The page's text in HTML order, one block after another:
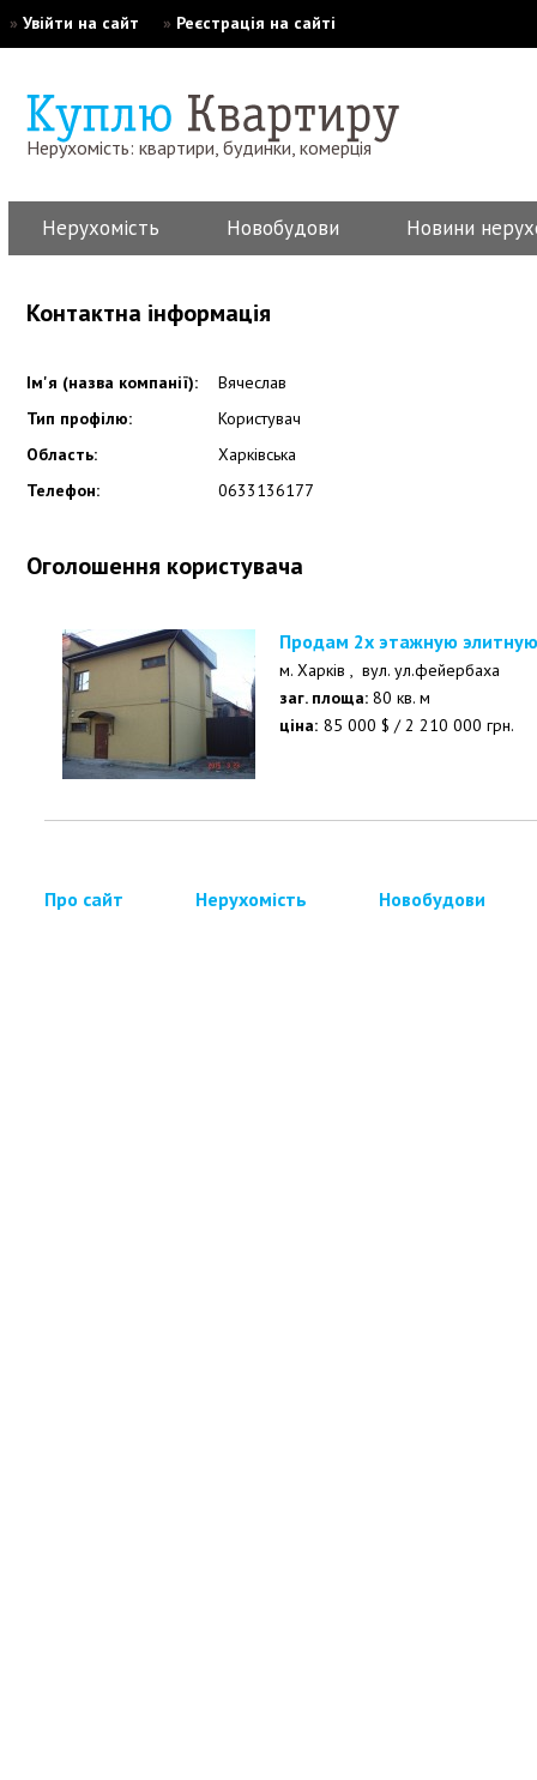
» Увійти на сайт » Реєстрація на сайті
Нерухомість: квартири, будинки, комерція
Нерухомість Новобудови Новини
Контактна інформація
Ім'я (назва компанії):
Вячеслав
Тип профілю:
Користувач
Область:
Харківська
Телефон:
0633136177
Оголошення користувача
Продам 2х этажную
м. Харків , вул. ул.фейербаха
заг. площа: 80 кв. м
ціна: 85 000 $ /2 210 000 грн.
Про сайт Нерухомість Новобудови